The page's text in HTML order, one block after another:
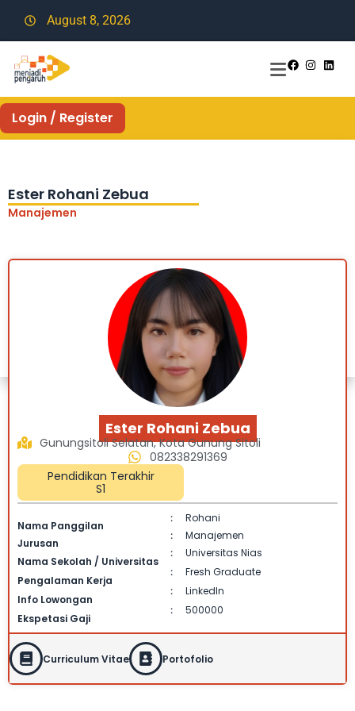
August 8, 2026
Login / Register
Ester Rohani Zebua
Manajemen
Ester Rohani Zebua
Pendidikan Terakhir
S1
082338291369
Gunungsitoli Selatan, Kota Gunung Sitoli
Nama Panggilan
:
Rohani
Jurusan
:
Manajemen
Nama Sekolah / Universitas
: Universitas Nias
Pengalaman Kerja
: Fresh Graduate
Info Lowongan
: Linkedln
Ekspetasi Gaji
: 500000
Curriculum Vitae Portofolio